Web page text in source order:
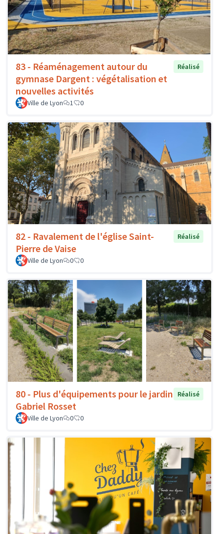
83 - Réaménagement autour du
gymnase Dargent : végétalisation et
nouvelles activités
Réalisé
Ville de Lyon 1 0
82 - Ravalement de l'église Saint-
Pierre de Vaise
Réalisé
Ville de Lyon 0 0
80 - Plus d'équipements pour le jardin
Gabriel Rosset
Réalisé
Ville de Lyon 0 0